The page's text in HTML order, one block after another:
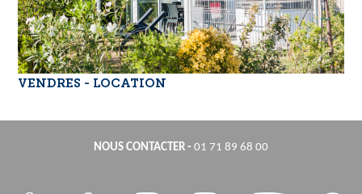
VENDRES - LOCATION
NOUS CONTACTER - 01 71 89 68 00